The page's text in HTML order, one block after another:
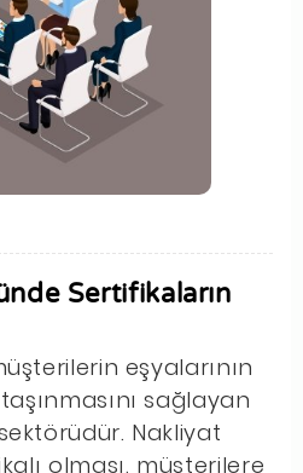
Sertifikaların
eşyalarının
sağlayan
Nakliyat
olması, müşterilere